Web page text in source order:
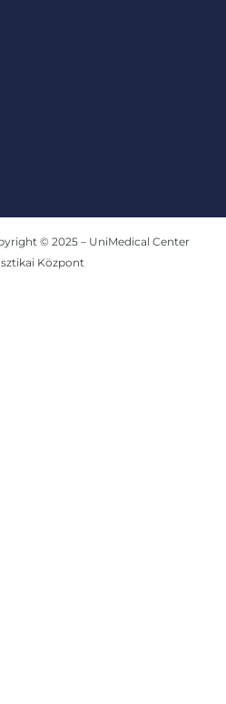
© 2025 – UniMedical Center
Központ